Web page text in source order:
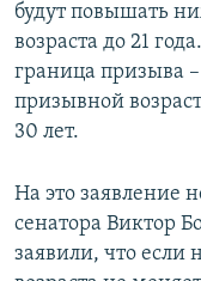
будут повышать
возраста до 21
граница призыва
призывной
30 лет.
На это заявление
сенатора Виктор
заявили, что